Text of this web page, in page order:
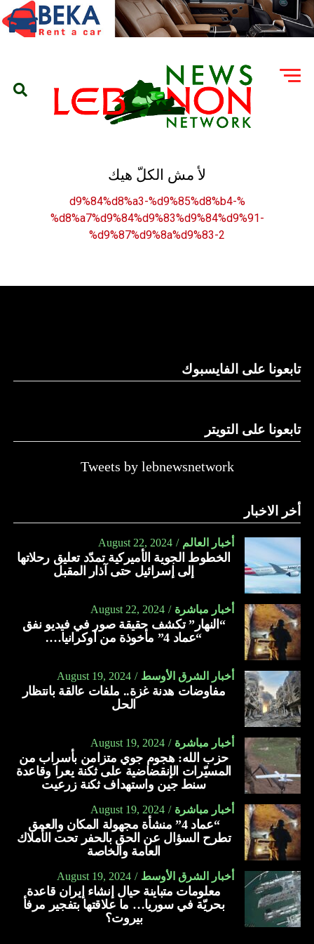
لأ مش الكلّ هيك
%d9%84%d8%a3-%d9%85%d8%b4-
%d8%a7%d9%84%d9%83%d9%84%d9%91-
%d9%87%d9%8a%d9%83-2
تابعونا على الفايسبوك
تابعونا على التويتر
Tweets by lebnewsnetwork
أخر الاخبار
أخبار العالم August 22, 2024
الخطوط الجوية الأميركية تمدّد تعليق رحلاتها
إلى إسرائيل حتى آذار المقبل
أخبار مباشرة August 22, 2024
“النهار” تكشف حقيقة صور في فيديو نفق
“عماد 4” مأخوذة من أوكرانيا….
أخبار الشرق الأوسط August 19, 2024
مفاوضات هدنة غزة.. ملفات عالقة بانتظار
الحل
أخبار مباشرة August 19, 2024
حزب الله: هجوم جوي متزامن بأسراب من
المسيّرات الإنقضاضية على ثكنة يعرا وقاعدة
سنط جين واستهداف ثكنة زرعيت
أخبار مباشرة August 19, 2024
“عماد 4” منشأة مجهولة المكان والعمق
تطرح السؤال عن الحق بالحفر تحت الأملاك
العامة والخاصة
أخبار الشرق الأوسط August 19, 2024
معلومات متباينة حيال إنشاء إيران قاعدة
بحريّة في سوريا… ما علاقتها بتفجير مرفأ
بيروت؟